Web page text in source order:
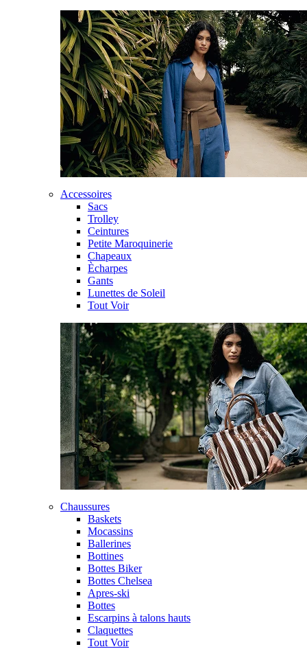
Accessoires
Sacs
Trolley
Ceintures
Petite Maroquinerie
Chapeaux
Ècharpes
Gants
Lunettes de Soleil
Tout Voir
Chaussures
Baskets
Mocassins
Ballerines
Bottines
Bottes Biker
Bottes Chelsea
Apres-ski
Bottes
Escarpins à talons hauts
Claquettes
Tout Voir